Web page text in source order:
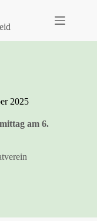
2025
am 6.